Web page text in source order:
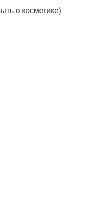
о косметике)